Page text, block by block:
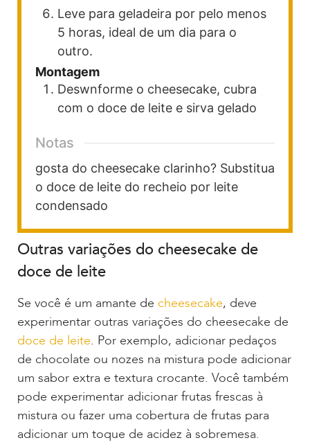
Leve para geladeira por pelo menos
5 horas, ideal de um dia para o
outro.
Montagem
Deswnforme o cheesecake, cubra
com o doce de leite e sirva gelado
Notas
gosta do cheesecake clarinho? Substitua
o doce de leite do recheio por leite
condensado
Outras variações do cheesecake de
doce de leite
Se você é um amante de cheesecake, deve
experimentar outras variações do cheesecake de
doce de leite. Por exemplo, adicionar pedaços
de chocolate ou nozes na mistura pode adicionar
um sabor extra e textura crocante. Você também
pode experimentar adicionar frutas frescas à
mistura ou fazer uma cobertura de frutas para
adicionar um toque de acidez à sobremesa.